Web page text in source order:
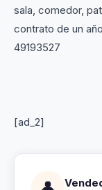
sala, comedor,
contrato de un
49193527
[ad_2]